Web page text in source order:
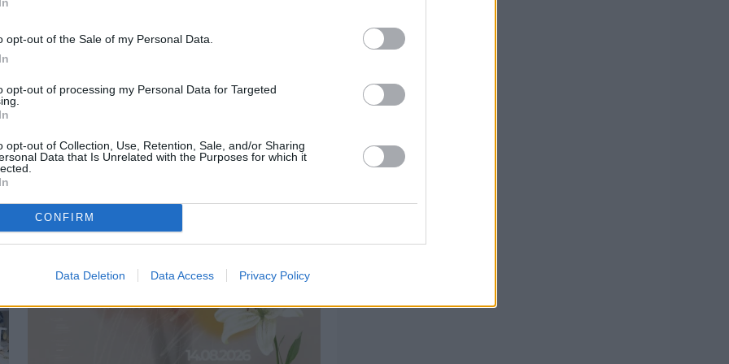
opt-out of the Sale of my Personal Data.
opt-out of processing my Personal Data for Targeted
opt-out of Collection, Use, Retention, Sale, and/or Sharing
Data that Is Unrelated with the Purposes for which it
CONFIRM
Data Deletion Data Access Privacy Policy
Οδηγοί Δασικών Υπηρεσιών: Ζητούν
ένταξη στο ανθυγιεινό επίδομα